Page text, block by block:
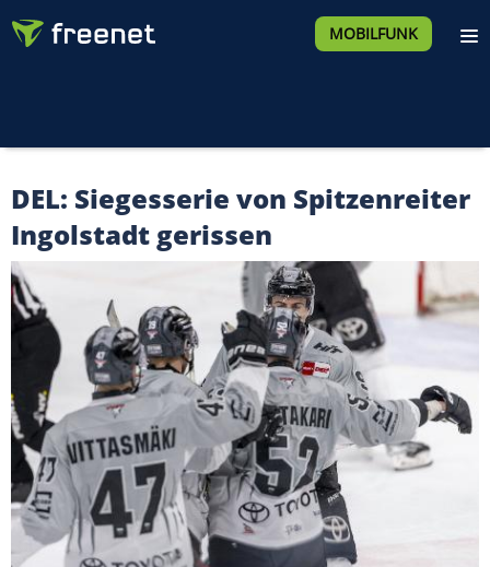
MOBILFUNK
DEL: Siegesserie von Spitzenreiter
Ingolstadt gerissen